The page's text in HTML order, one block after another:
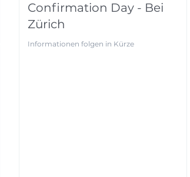
Confirmation Day - Bei
Zürich
Informationen folgen in Kürze